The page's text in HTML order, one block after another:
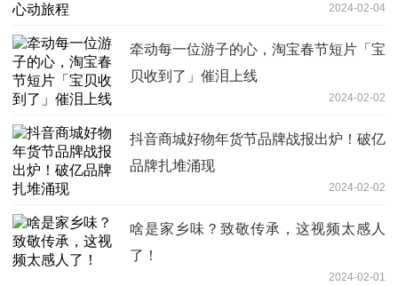
2024-02-04
牵动每一位游子的心，淘宝春节短片「宝
贝收到了」催泪上线
2024-02-02
抖音商城好物年货节品牌战报出炉！破亿
品牌扎堆涌现
2024-02-02
啥是家乡味？致敬传承，这视频太感人
了！
2024-02-01